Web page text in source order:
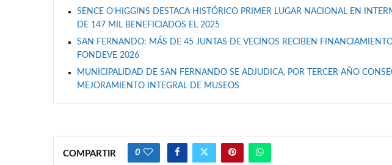
SENCE O’HIGGINS DESTACA HISTÓRICO PRIMER LUGAR NACIONAL EN
DE 147 MIL BENEFICIADOS EL 2025
SAN FERNANDO: MÁS DE 45 JUNTAS DE VECINOS RECIBEN
FONDEVE 2026
MUNICIPALIDAD DE SAN FERNANDO SE ADJUDICA, POR TERCER AÑO
MEJORAMIENTO INTEGRAL DE MUSEOS
COMPARTIR 0